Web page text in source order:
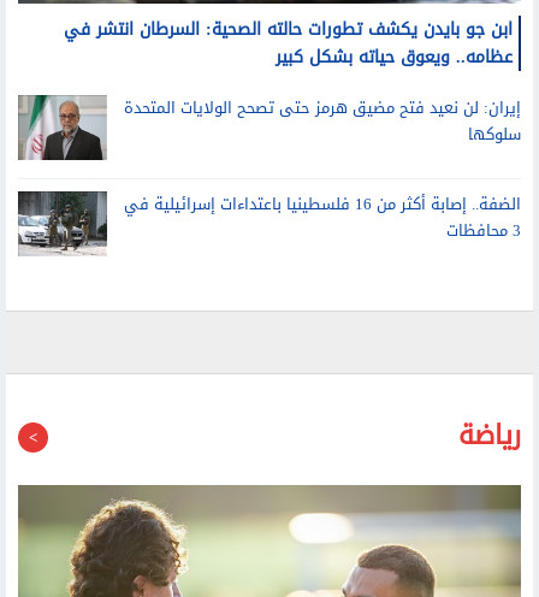
ابن جو بايدن يكشف تطورات حالته الصحية: السرطان انتشر في
عظامه.. ويعوق حياته بشكل كبير
إيران: لن نعيد فتح مضيق هرمز حتى تصحح الولايات المتحدة
سلوكها
3 محافظات
رياضة